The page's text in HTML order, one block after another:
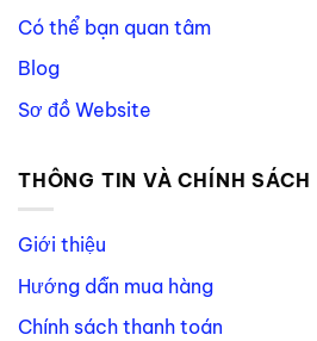
Có thể bạn quan tâm
Blog
Sơ đồ Website
THÔNG TIN VÀ CHÍNH SÁCH
Giới thiệu
Hướng dẫn mua hàng
Chính sách thanh toán